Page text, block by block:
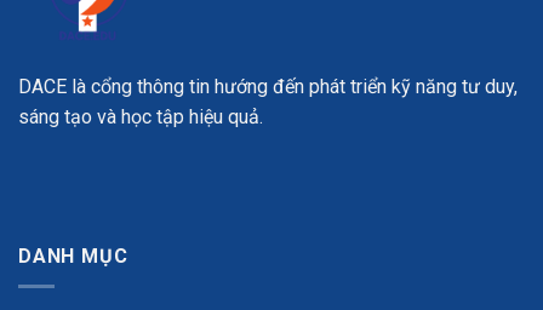
DACE là cổng thông tin hướng đến phát triển kỹ năng tư duy,
sáng tạo và học tập hiệu quả.
DANH MỤC